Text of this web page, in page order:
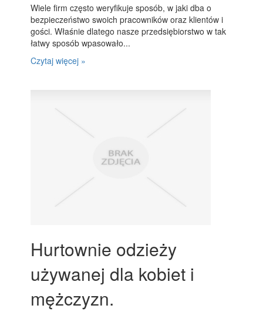
Wiele firm często weryfikuje sposób, w jaki dba o
bezpieczeństwo swoich pracowników oraz klientów i
gości. Właśnie dlatego nasze przedsiębiorstwo w tak
łatwy sposób wpasowało...
Czytaj więcej »
Hurtownie odzieży
używanej dla kobiet i
mężczyzn.